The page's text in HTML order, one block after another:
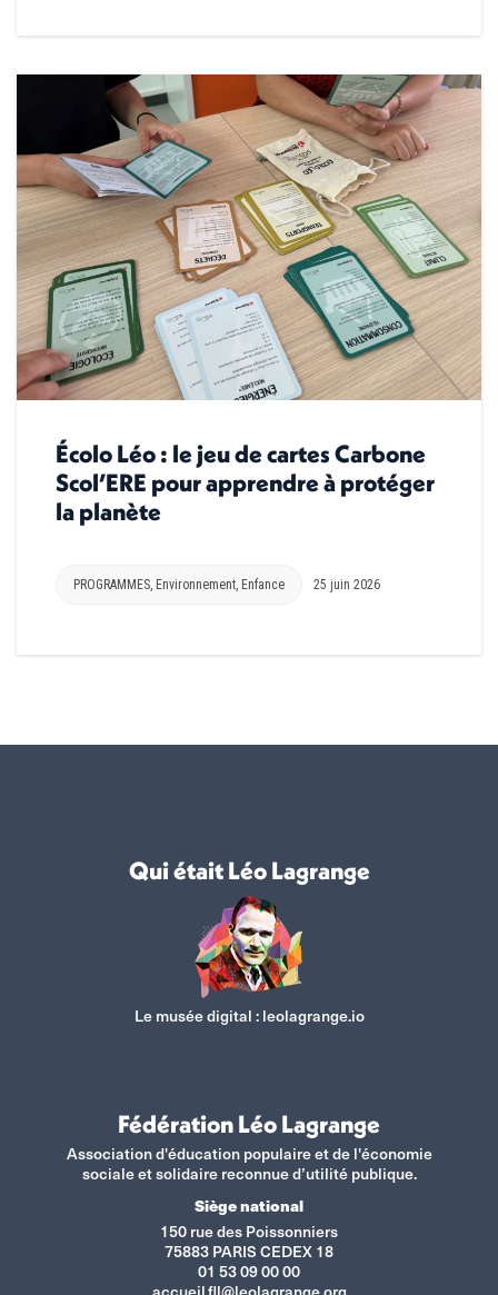
Écolo Léo : le jeu de cartes Carbone
Scol’ERE pour apprendre à protéger
la planète
PROGRAMMES Environnement Enfance 25 juin 2026
Qui était Léo Lagrange
Le musée digital :leolagrange.io
Fédération Léo Lagrange
Association d'éducation populaire et de l'économie
sociale et solidaire reconnue d’utilité publique.
Siège national
150 rue des Poissonniers
75883 PARIS CEDEX 18
01 53 09 00 00